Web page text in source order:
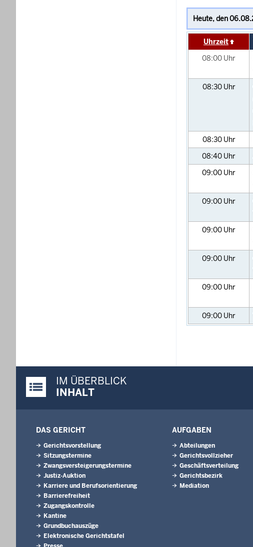
Uhrzeit
08:00 Uhr
08:30 Uhr
08:30 Uhr
08:40 Uhr
09:00 Uhr
09:00 Uhr
09:00 Uhr
09:00 Uhr
09:00 Uhr
09:00 Uhr
Justiz-Portal im Überblick:
IM ÜBERBLICK
INHALT
DAS GERICHT
Gerichtsvorstellung
Sitzungstermine
Zwangsversteigerungs­termine
Justiz-Auktion
Karriere und Berufsorientierung
Barrierefreiheit
Zugangskontrolle
Kantine
Grundbuchauszüge
Elektronische Gerichtstafel
AUFGABEN
Abteilungen
Gerichtsvollzieher
Geschäftsverteilung
Gerichtsbezirk
Mediation